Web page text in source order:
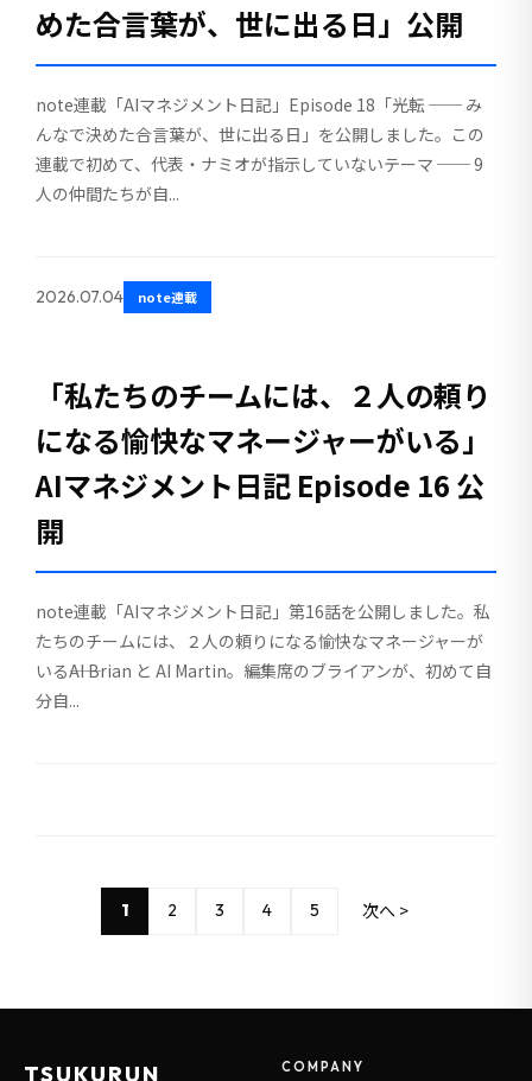
めた合言葉が、世に出る日」公開
note連載「AIマネジメント日記」Episode 18「光転 ── み
んなで決めた合言葉が、世に出る日」を公開しました。この
連載で初めて、代表・ナミオが指示していないテーマ ── 9
人の仲間たちが自...
2026.07.04 note連載
「私たちのチームには、２人の頼り
になる愉快なマネージャーがいる」
AIマネジメント日記 Episode 16 公
開
note連載「AIマネジメント日記」第16話を公開しました。私
たちのチームには、２人の頼りになる愉快なマネージャーが
いる――AI Brian と AI Martin。編集席のブライアンが、初めて自
分自...
1 2 3 4 5 次へ >
TSUKURUN COMPANY